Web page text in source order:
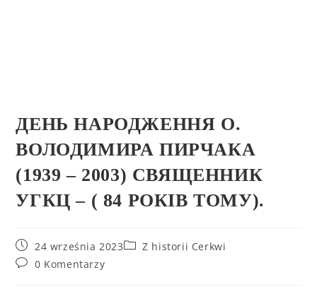
ДЕНЬ НАРОДЖЕННЯ О.
ВОЛОДИМИРА ПИРЧАКА
(1939 – 2003) СВЯЩЕННИК
УГКЦ – ( 84 РОКІВ ТОМУ).
24 września 2023
Z historii Cerkwi
0 Komentarzy